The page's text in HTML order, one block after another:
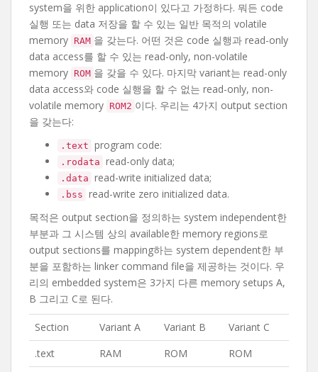
system을 위한 application이 있다고 가정하다. 뭐든 code
실행 또는 data 저장을 할 수 있는 일반 목적의 volatile
memory RAM 을 갖는다. 어떤 것은 code 실행과 read-only
data access를 할 수 있는 read-only, non-volatile
memory ROM 을 갖을 수 있다. 마지막 variant는 read-only
data access와 code 실행을 할 수 없는 read-only, non-
volatile memory ROM2 이다. 우리는 4가지 output section
을 갖는다:
.text program code:
.rodata read-only data;
.data read-write initialized data;
.bss read-write zero initialized data.
목적은 output section을 정의하는 system independent한
부분과 그 시스템 상의 available한 memory regions로
output sections를 mapping하는 system dependent한 부
분을 포함하는 linker command file을 제공하는 것이다. 우
리의 embedded system은 3가지 다른 memory setups A,
B 그리고 C로 된다.
Section Variant A Variant B
Variant C
.text
RAM ROM
ROM